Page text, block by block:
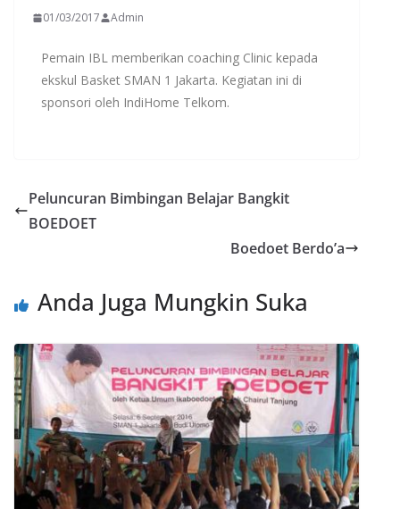
01/03/2017 Admin
Pemain IBL memberikan coaching Clinic kepada
ekskul Basket SMAN 1 Jakarta. Kegiatan ini di
sponsori oleh IndiHome Telkom.
Peluncuran Bimbingan Belajar Bangkit
BOEDOET
Boedoet Berdo’a
Anda Juga Mungkin Suka